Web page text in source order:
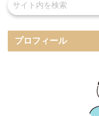
プロフィール